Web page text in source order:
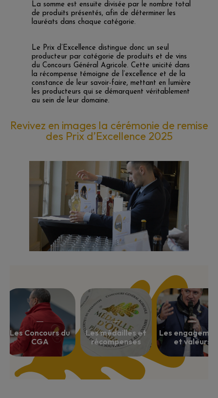
La somme est ensuite divisée par le nombre total
de produits présentés, afin de déterminer les
lauréats dans chaque catégorie.
Le Prix d’Excellence distingue donc un seul
producteur par catégorie de produits et de vins
du Concours Général Agricole. Cette unicité dans
la récompense témoigne de l’excellence et de la
constance de leur savoir-faire, mettant en lumière
les producteurs qui se démarquent véritablement
au sein de leur domaine.
Revivez en images la cérémonie de remise
des Prix d’Excellence 2025
Les Concours du
CGA
Les médailles et
récompenses
Les
et valeurs